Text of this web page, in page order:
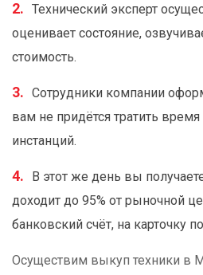
Технический эксперт
оценивает состояние,
стоимость.
Сотрудники компании
вам не придётся тратить
инстанций.
В этот же день вы
доходит до 95% от рыночной
банковский счёт, на карточку
Осуществим выкуп техники в